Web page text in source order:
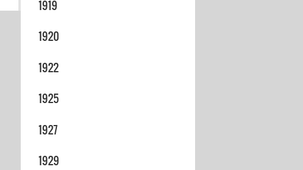
1919
1920
1922
1925
1927
1929